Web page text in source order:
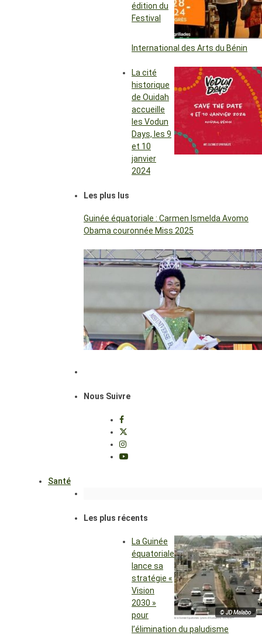
édition du
Festival
International des Arts du Bénin
La cité
historique
de Ouidah
accueille
les Vodun
Days, les 9
et 10
janvier
2024
Les plus lus
Guinée équatoriale : Carmen Ismelda Avomo
Obama couronnée Miss 2025
Nous Suivre
Santé
Les plus récents
© JD Malabo
La Guinée
équatoriale
lance sa
stratégie «
Vision
2030 »
pour
l’élimination du paludisme